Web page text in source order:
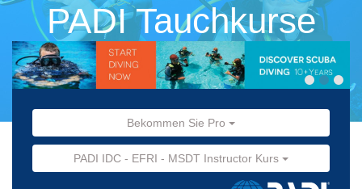
PADI Tauchkurse
Bekommen Sie Pro
PADI IDC - EFRI - MSDT Instructor Kurs